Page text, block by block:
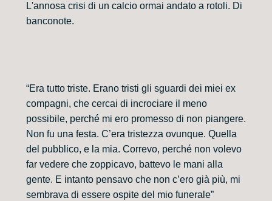
L'annosa crisi di un calcio ormai andato a rotoli. Di
banconote.
“Era tutto triste. Erano tristi gli sguardi dei miei ex
compagni, che cercai di incrociare il meno
possibile, perché mi ero promesso di non piangere.
Non fu una festa. C’era tristezza ovunque. Quella
del pubblico, e la mia. Correvo, perché non volevo
far vedere che zoppicavo, battevo le mani alla
gente. E intanto pensavo che non c’ero già più, mi
sembrava di essere ospite del mio funerale”